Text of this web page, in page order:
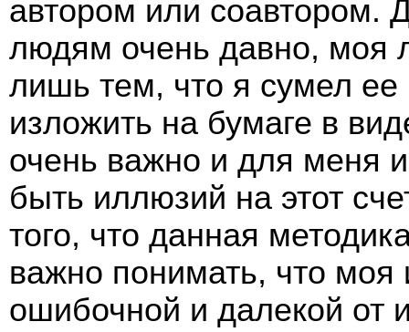
автором или соавтором.
людям очень давно, моя
лишь тем, что я сумел
изложить на бумаге в
очень важно и для меня
быть иллюзий на этот
того, что данная
важно понимать, что
ошибочной и далекой от